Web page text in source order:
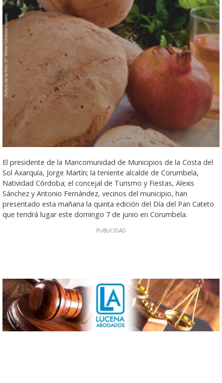
El presidente de la Mancomunidad de Municipios de la Costa del
Sol Axarquía, Jorge Martín; la teniente alcalde de Corumbela,
Natividad Córdoba; el concejal de Turismo y Fiestas, Alexis
Sánchez y Antonio Fernández, vecinos del municipio, han
presentado esta mañana la quinta edición del Día del Pan Cateto
que tendrá lugar este domingo 7 de junio en Corumbela.